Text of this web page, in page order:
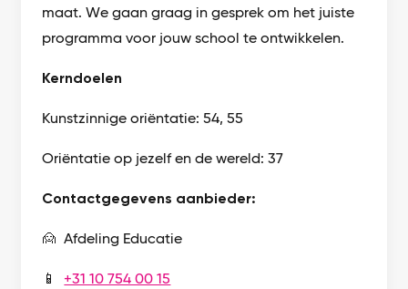
maat. We gaan graag in gesprek om het juiste
programma voor jouw school te ontwikkelen.
Kerndoelen
Kunstzinnige oriëntatie: 54, 55
Oriëntatie op jezelf en de wereld: 37
Contactgegevens aanbieder:
🙍 Afdeling Educatie
📱 +31 10 754 00 15